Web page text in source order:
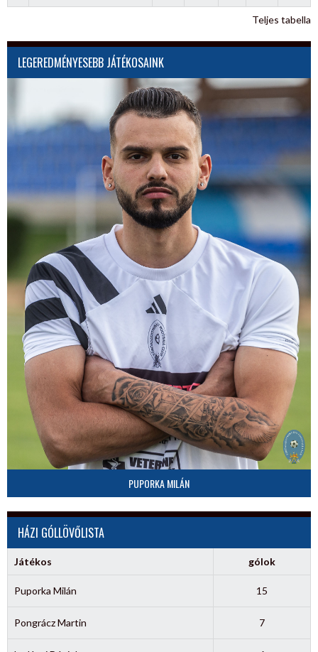
Teljes tabella
LEGEREDMÉNYESEBB JÁTÉKOSAINK
PUPORKA MILÁN
HÁZI GÓLLÖVŐLISTA
Játékos gólok
Puporka Milán 15
Pongrácz Martin 7